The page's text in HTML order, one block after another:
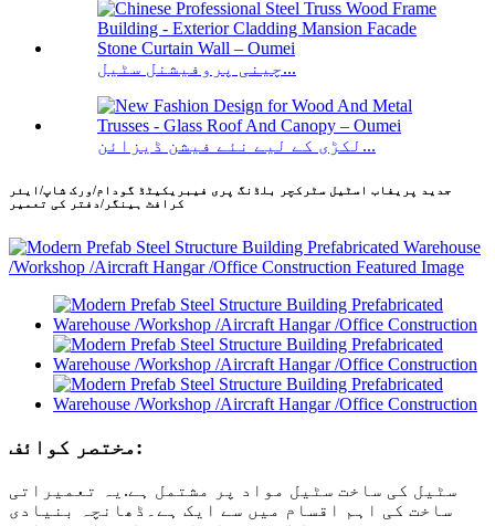
چینی پروفیشنل سٹیل...
لکڑی کے لیے نئے فیشن ڈیزائن...
جدید پریفاب اسٹیل سٹرکچر بلڈنگ پری فیبریکیٹڈ گودام/ورک شاپ/ایئر
کرافٹ ہینگر/دفتر کی تعمیر
مختصر کوائف:
سٹیل کی ساخت سٹیل مواد پر مشتمل ہے.یہ تعمیراتی
ساخت کی اہم اقسام میں سے ایک ہے۔ڈھانچہ بنیادی